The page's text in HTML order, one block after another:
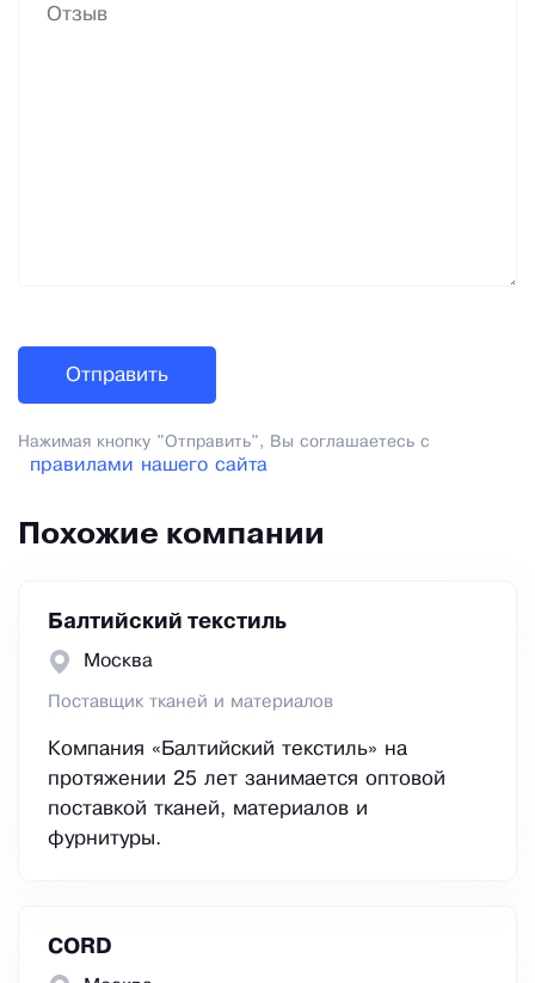
Нажимая кнопку "Отправить", Вы соглашаетесь с
правилами нашего сайта
Похожие компании
Балтийский текстиль
Москва
Поставщик тканей и материалов
Компания «Балтийский текстиль» на
протяжении 25 лет занимается оптовой
поставкой тканей, материалов и
фурнитуры.
CORD